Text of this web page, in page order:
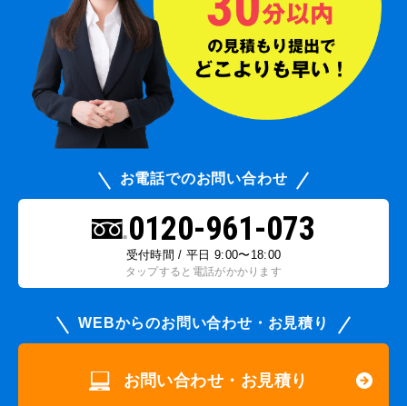
お電話でのお問い合わせ
0120-961-073
受付時間 / 平日 9:00〜18:00
タップすると電話がかかります
WEBからのお問い合わせ・お見積り
お問い合わせ・お見積り